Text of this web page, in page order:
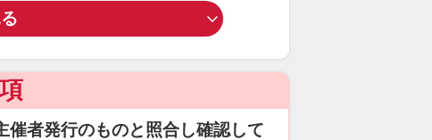
催者発行のものと照合し確認して